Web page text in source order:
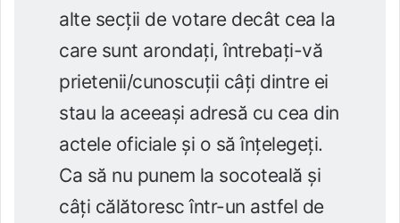
alte secții de votare decât cea la
care sunt arondați, întrebați-vă
prietenii/cunoscuții câți dintre ei
stau la aceeași adresă cu cea din
actele oficiale și o să înțelegeți.
Ca să nu punem la socoteală și
câți călătoresc într-un astfel de